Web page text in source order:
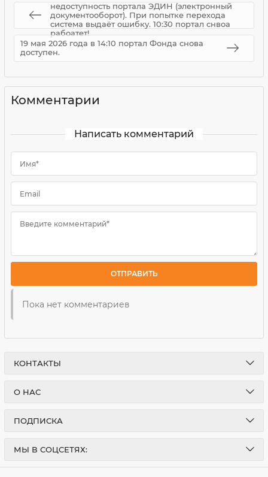
недоступность портала ЭДИН (электронный
документооборот). При попытке перехода
система выдаёт ошибку. 10:30 портал снвоа
рабоатет!
19 мая 2026 года в 14:10 портал Фонда снова
доступен.
Комментарии
Написать комментарий
Имя*
Email
Введите комментарий*
ОТПРАВИТЬ
Пока нет комментариев
КОНТАКТЫ
О НАС
ПОДПИСКА
МЫ В СОЦСЕТЯХ: